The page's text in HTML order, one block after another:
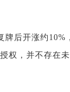
后开涨约
权，并不存在